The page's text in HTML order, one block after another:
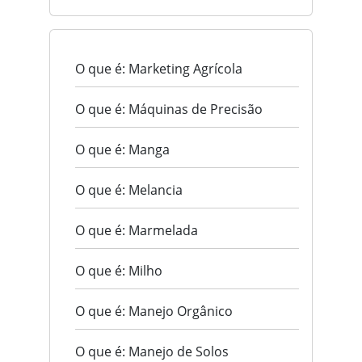
O que é: Marketing Agrícola
O que é: Máquinas de Precisão
O que é: Manga
O que é: Melancia
O que é: Marmelada
O que é: Milho
O que é: Manejo Orgânico
O que é: Manejo de Solos